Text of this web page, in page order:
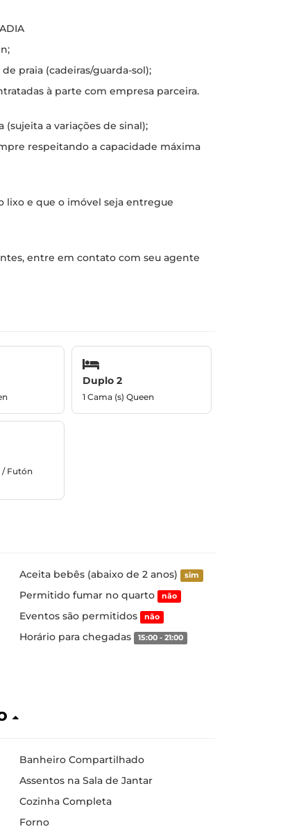
praia (cadeiras/guarda-sol);
à parte com empresa parceira.
a variações de sinal);
respeitando a capacidade máxima
lixo e que o imóvel seja entregue
entre em contato com seu agente
Duplo 2
1 Cama (s) Queen
/ Futón
Aceita bebês (abaixo de 2 anos) sim
Permitido fumar no quarto não
Eventos são permitidos não
Horário para chegadas 15:00 - 21:00
Banheiro Compartilhado
Assentos na Sala de Jantar
Cozinha Completa
Forno